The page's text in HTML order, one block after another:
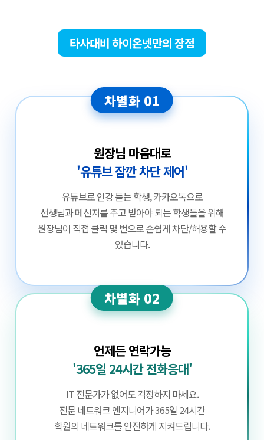
타사대비 하이온넷만의 장점
차별화 01
원장님 마음대로
'유튜브 잠깐 차단 제어'
유튜브로 인강 듣는 학생, 카카오톡으로
선생님과 메신저를 주고 받아야 되는 학생들을 위해
원장님이 직접 클릭 몇 번으로 손쉽게 차단/허용할 수
있습니다.
차별화 02
언제든 연락가능
'365일 24시간 전화응대'
IT 전문가가 없어도 걱정하지 마세요.
전문 네트워크 엔지니어가 365일 24시간
학원의 네트워크를 안전하게 지켜드립니다.